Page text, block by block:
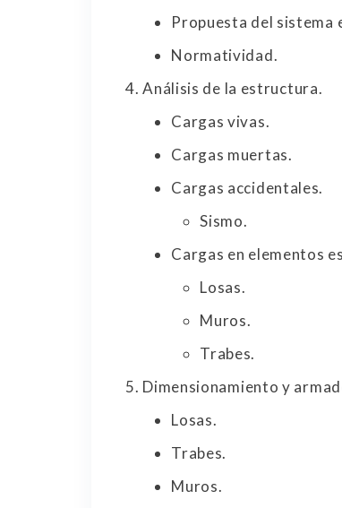
Propuesta del sistema
Normatividad.
Análisis de la estructura.
Cargas vivas.
Cargas muertas.
Cargas accidentales.
Sismo.
Cargas en elementos
Losas.
Muros.
Trabes.
Dimensionamiento y
Losas.
Trabes.
Muros.